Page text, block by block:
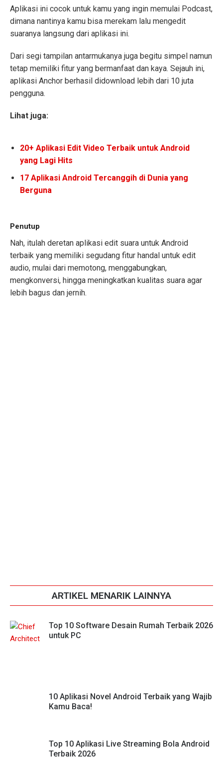
Aplikasi ini cocok untuk kamu yang ingin memulai Podcast,
dimana nantinya kamu bisa merekam lalu mengedit
suaranya langsung dari aplikasi ini.
Dari segi tampilan antarmukanya juga begitu simpel namun
tetap memiliki fitur yang bermanfaat dan kaya. Sejauh ini,
aplikasi Anchor berhasil didownload lebih dari 10 juta
pengguna.
Lihat juga:
20+ Aplikasi Edit Video Terbaik untuk Android
yang Lagi Hits
17 Aplikasi Android Tercanggih di Dunia yang
Berguna
Penutup
Nah, itulah deretan aplikasi edit suara untuk Android
terbaik yang memiliki segudang fitur handal untuk edit
audio, mulai dari memotong, menggabungkan,
mengkonversi, hingga meningkatkan kualitas suara agar
lebih bagus dan jernih.
ARTIKEL MENARIK LAINNYA
Top 10 Software Desain Rumah Terbaik 2026
untuk PC
10 Aplikasi Novel Android Terbaik yang Wajib
Kamu Baca!
Top 10 Aplikasi Live Streaming Bola Android
Terbaik 2026